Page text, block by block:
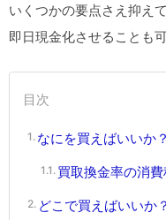
いくつかの要点さえ抑え
即日現金化させることも可
目次
なにを買えばいいか？
買取換金率の消
どこで買えばいいか？